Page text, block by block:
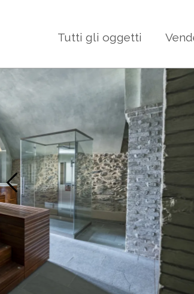
Tutti gli oggetti